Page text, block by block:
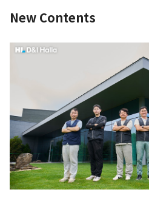
New Contents